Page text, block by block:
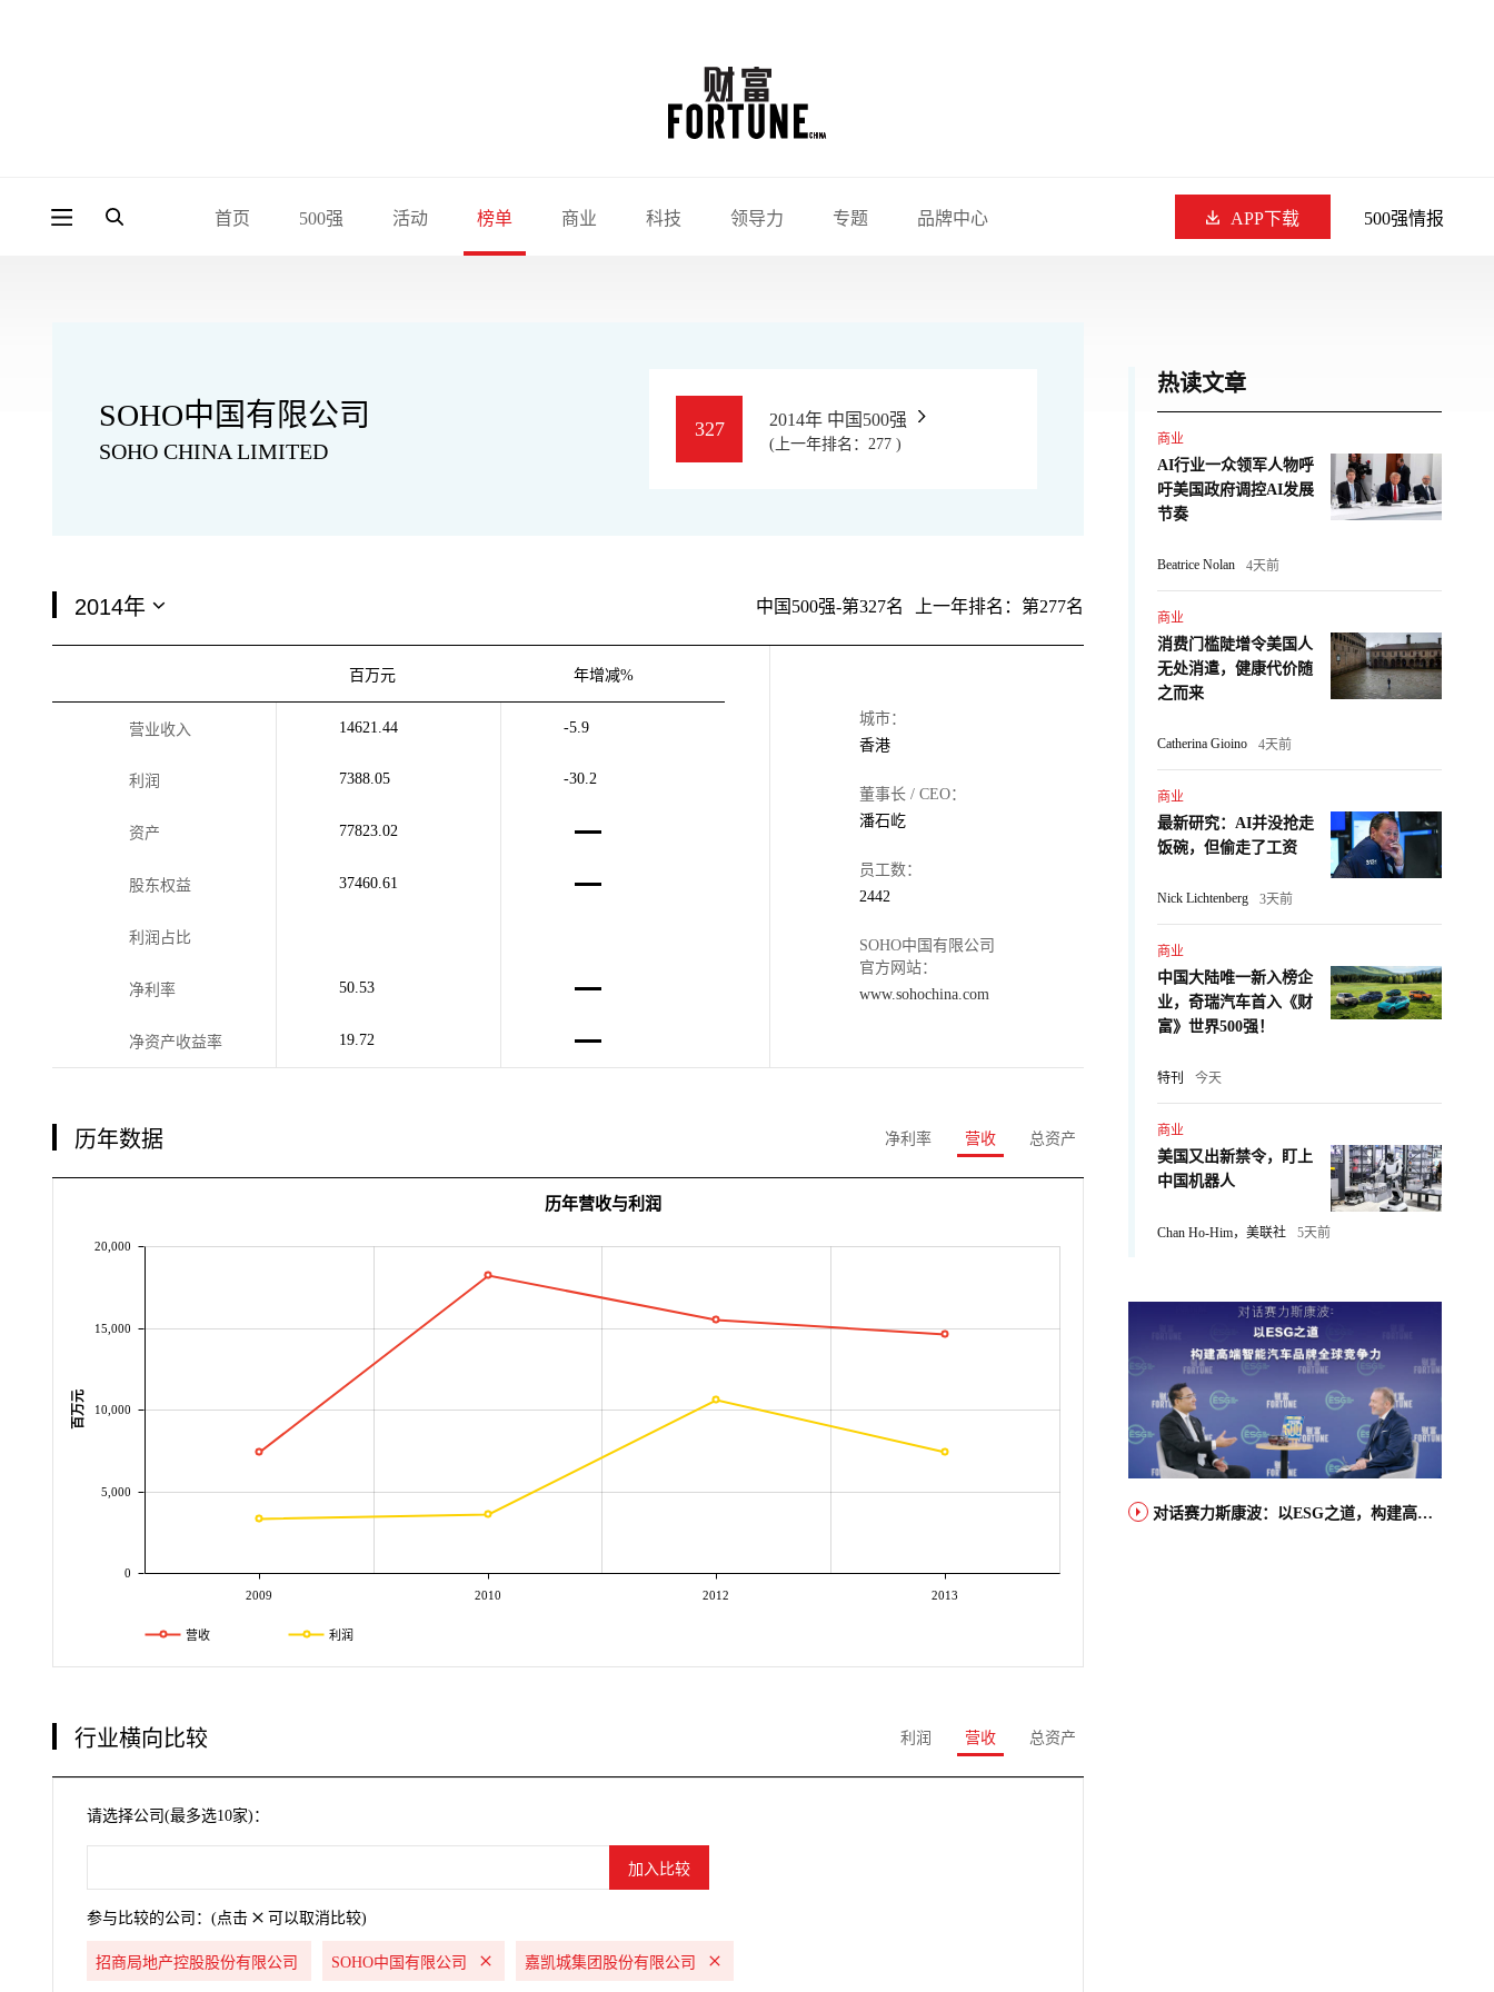
首页 500强 活动 榜单 商业 科技 领导力 专题 品牌中心 APP下载 500强情报
SOHO中国有限公司
SOHO CHINA LIMITED
327 2014年 中国500强
(上一年排名：277 )
中国500强-第327名 上一年排名：第277名
百万元 年增减%
营业收入 14621.44 -5.9
利润 7388.05 -30.2
资产 77823.02
股东权益 37460.61
利润占比
净利率 50.53
净资产收益率 19.72
城市：
香港
董事长 / CEO：
潘石屹
员工数：
2442
SOHO中国有限公司
官方网站：
www.sohochina.com
历年数据 净利率 营收 总资产
2009 2010 2012 2013
0
5,000
10,000
15,000
20,000
百万元
历年营收与利润
营收 利润
行业横向比较 利润 营收 总资产
请选择公司(最多选10家)：
参与比较的公司：(点击 可以取消比较)
招商局地产控股股份有限公司 SOHO中国有限公司 嘉凯城集团股份有限公司
热读文章
商业
AI行业一众领军人物呼
吁美国政府调控AI发展
节奏
Beatrice Nolan 4天前
商业
消费门槛陡增令美国人
无处消遣，健康代价随
之而来
Catherina Gioino 4天前
商业
最新研究：AI并没抢走
饭碗，但偷走了工资
Nick Lichtenberg 3天前
商业
中国大陆唯一新入榜企
业，奇瑞汽车首入《财
富》世界500强！
特刊 今天
商业
美国又出新禁令，盯上
中国机器人
Chan Ho-Him，美联社 5天前
对话赛力斯康波：以ESG之道，构建高端智能汽车品牌全球竞争力